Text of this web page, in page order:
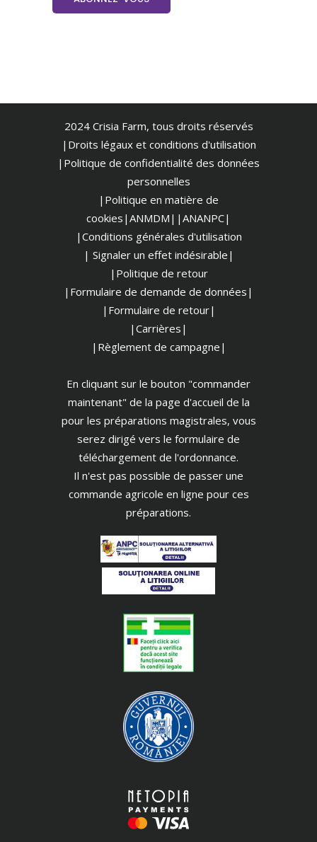
2024 Crisia Farm, tous droits réservés
|Droits légaux et conditions d'utilisation
| Politique de confidentialité des données
personnelles
|Politique en matière de
cookies |ANMDM| |ANANPC|
|Conditions générales d'utilisation
| Signaler un effet indésirable|
|Politique de retour
|Formulaire de demande de données|
|Formulaire de retour|
|Carrières|
|Règlement de campagne|
En cliquant sur le bouton "commander
maintenant" de la page d'accueil de la
pour les préparations magistrales, vous
serez dirigé vers le formulaire de
téléchargement de l'ordonnance.
Il n'est pas possible de passer une
commande agricole en ligne pour ces
préparations.